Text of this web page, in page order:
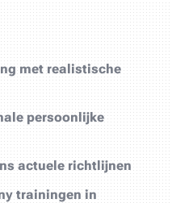
met realistische
persoonlijke
actuele richtlijnen
trainingen in